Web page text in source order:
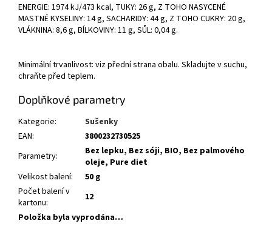
ENERGIE: 1974 kJ/473 kcal, TUKY: 26 g, Z TOHO NASYCENÉ
MASTNÉ KYSELINY: 14 g, SACHARIDY: 44 g, Z TOHO CUKRY: 20 g,
VLÁKNINA: 8,6 g, BÍLKOVINY: 11 g, SŮL: 0,04 g.
Minimální trvanlivost: viz přední strana obalu. Skladujte v suchu,
chraňte před teplem.
Doplňkové parametry
Kategorie:
Sušenky
EAN:
3800232730525
Parametry:
Bez lepku, Bez sóji, BIO, Bez palmového
oleje, Pure diet
Velikost balení:
50 g
Počet balení v
kartonu:
12
Položka byla vyprodána…